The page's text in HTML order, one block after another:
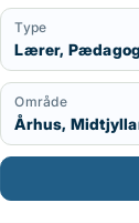
omkring at skabe
personale. Også
det godt med.
Type
Lærer,
Område
Århus,